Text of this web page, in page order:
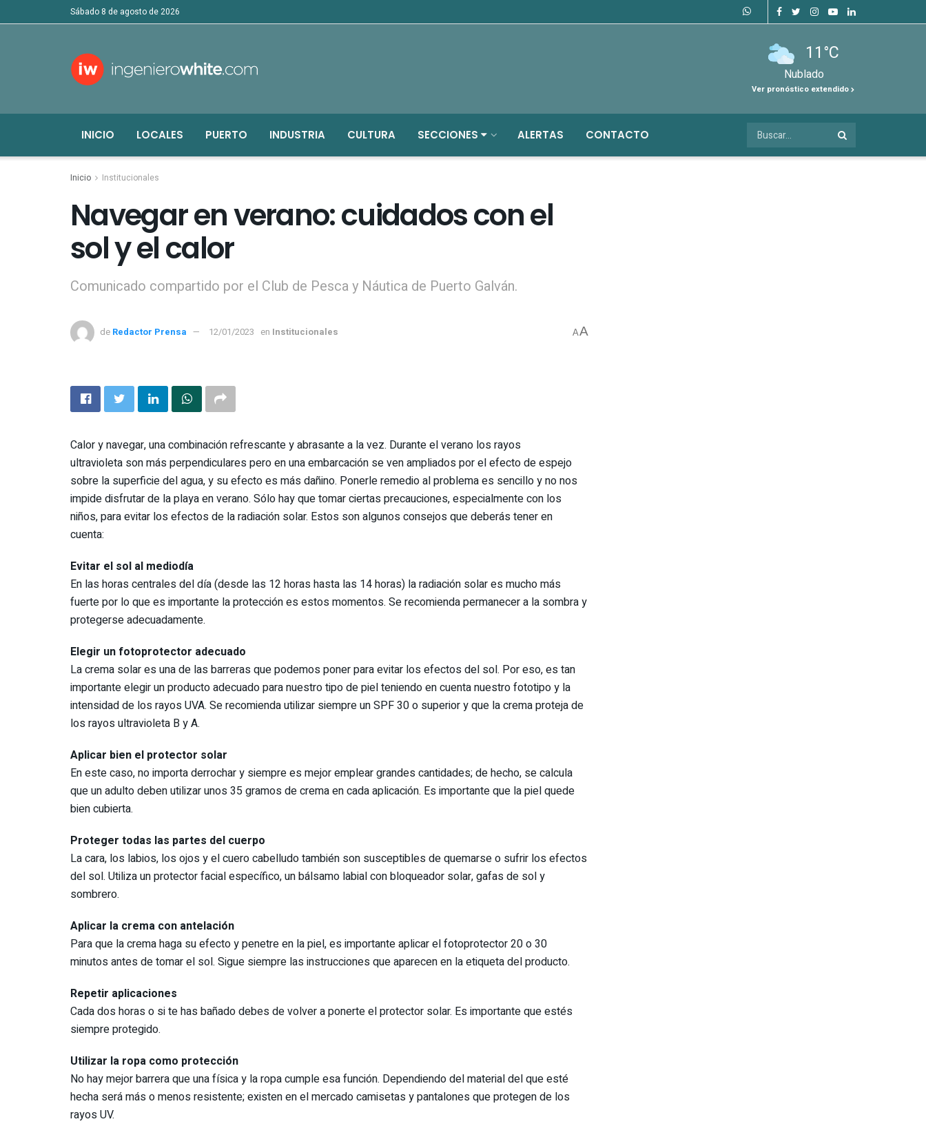
sábado 8 de agosto de 2026
11°C
Nublado
Ver pronóstico extendido
INICIO LOCALES PUERTO INDUSTRIA CULTURA SECCIONES ALERTAS CONTACTO
Inicio Institucionales
Navegar en verano: cuidados con el
sol y el calor
Comunicado compartido por el Club de Pesca y Náutica de Puerto Galván.
de Redactor Prensa 12/01/2023 en Institucionales AA
Calor y navegar, una combinación refrescante y abrasante a la vez. Durante el verano los rayos
ultravioleta son más perpendiculares pero en una embarcación se ven ampliados por el efecto de espejo
sobre la superficie del agua, y su efecto es más dañino. Ponerle remedio al problema es sencillo y no nos
impide disfrutar de la playa en verano. Sólo hay que tomar ciertas precauciones, especialmente con los
niños, para evitar los efectos de la radiación solar. Estos son algunos consejos que deberás tener en
cuenta:
Evitar el sol al mediodía
En las horas centrales del día (desde las 12 horas hasta las 14 horas) la radiación solar es mucho más
fuerte por lo que es importante la protección es estos momentos. Se recomienda permanecer a la sombra y
protegerse adecuadamente.
Elegir un fotoprotector adecuado
La crema solar es una de las barreras que podemos poner para evitar los efectos del sol. Por eso, es tan
importante elegir un producto adecuado para nuestro tipo de piel teniendo en cuenta nuestro fototipo y la
intensidad de los rayos UVA. Se recomienda utilizar siempre un SPF 30 o superior y que la crema proteja de
los rayos ultravioleta B y A.
Aplicar bien el protector solar
En este caso, no importa derrochar y siempre es mejor emplear grandes cantidades; de hecho, se calcula
que un adulto deben utilizar unos 35 gramos de crema en cada aplicación. Es importante que la piel quede
bien cubierta.
Proteger todas las partes del cuerpo
La cara, los labios, los ojos y el cuero cabelludo también son susceptibles de quemarse o sufrir los efectos
del sol. Utiliza un protector facial específico, un bálsamo labial con bloqueador solar, gafas de sol y
sombrero.
Aplicar la crema con antelación
Para que la crema haga su efecto y penetre en la piel, es importante aplicar el fotoprotector 20 o 30
minutos antes de tomar el sol. Sigue siempre las instrucciones que aparecen en la etiqueta del producto.
Repetir aplicaciones
Cada dos horas o si te has bañado debes de volver a ponerte el protector solar. Es importante que estés
siempre protegido.
Utilizar la ropa como protección
No hay mejor barrera que una física y la ropa cumple esa función. Dependiendo del material del que esté
hecha será más o menos resistente; existen en el mercado camisetas y pantalones que protegen de los
rayos UV.